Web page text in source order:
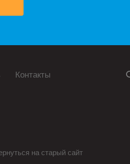
Контакты
на старый сайт